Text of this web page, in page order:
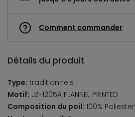
Comment commander
Détails du produit
Type: traditionnels
Motif: JZ-1205A FLANNEL PRINTED
Composition du poil: 100% Poliester